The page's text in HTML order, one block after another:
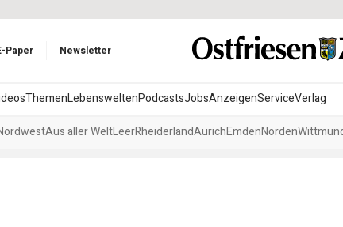
Paper Newsletter
ThemenLebensweltenPodcastsJobsAnzeigenServiceVerlag
Aus aller WeltLeerRheiderlandAurichEmdenNorden